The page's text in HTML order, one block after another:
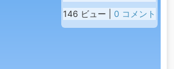
146 ビュー | 0 コメント